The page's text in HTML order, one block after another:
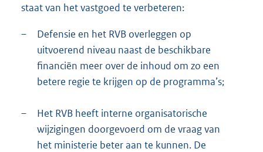
staat van het vastgoed te verbeteren:
–
Defensie en het RVB overleggen op
uitvoerend niveau naast de beschikbare
financiën meer over de inhoud om zo een
betere regie te krijgen op de programma’s;
–
Het RVB heeft interne organisatorische
wijzigingen doorgevoerd om de vraag van
het ministerie beter aan te kunnen. De